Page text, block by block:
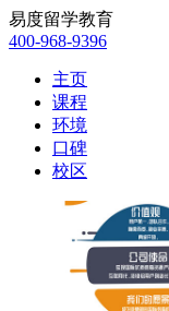
易度留学教育
400-968-9396
主页
课程
环境
口碑
校区